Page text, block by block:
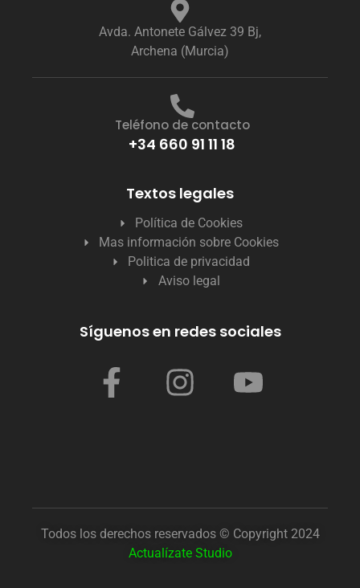
Avda. Antonete Gálvez 39 Bj,
Archena (Murcia)
Teléfono de contacto
+34 660 91 11 18
Textos legales
Política de Cookies
Mas información sobre Cookies
Politica de privacidad
Aviso legal
Síguenos en redes sociales
Todos los derechos reservados © Copyright 2024
Actualízate Studio